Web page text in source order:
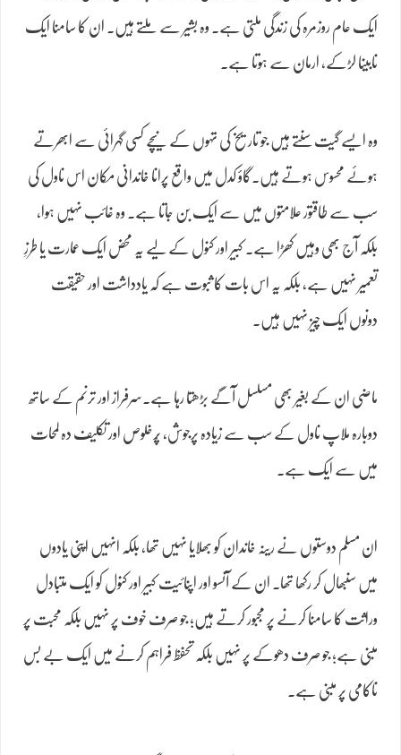
ایک عام روزمرہ کی زندگی ملتی ہے۔ وہ بشیر سے ملتے ہیں۔ ان کا سامنا ایک
نابینا لڑکے، ارمان سے ہوتا ہے۔
وہ ایسے گیت سنتے ہیں جو تاریخ کی تہوں کے نیچے کسی گہرائی سے ابھرتے
ہوئے محسوس ہوتے ہیں۔گاؤ کدل میں واقع پرانا خاندانی مکان اس ناول کی
سب سے طاقتور علامتوں میں سے ایک بن جاتا ہے۔ وہ غائب نہیں ہوا،
بلکہ آج بھی وہیں کھڑا ہے۔ کبیر اور کنول کے لیے یہ محض ایک عمارت یا طرزِ
تعمیر نہیں ہے، بلکہ یہ اس بات کا ثبوت ہے کہ یادداشت اور حقیقت
دونوں ایک چیز نہیں ہیں۔
ماضی ان کے بغیر بھی مسلسل آگے بڑھتا رہا ہے۔سرفراز اور ترنم کے ساتھ
دوبارہ ملاپ ناول کے سب سے زیادہ پرجوش، پُرخلوص اور تکلیف دہ لمحات
میں سے ایک ہے۔
ان مسلم دوستوں نے رینہ خاندان کو بھلایا نہیں تھا، بلکہ انہیں اپنی یادوں
میں سنبھال کر رکھا تھا۔ ان کے آنسو اور اپنائیت کبیر اور کنول کو ایک متبادل
وراثت کا سامنا کرنے پر مجبور کرتے ہیں؛ جو صرف خوف پر نہیں بلکہ محبت پر
مبنی ہے؛ جو صرف دھوکے پر نہیں بلکہ تحفظ فراہم کرنے میں ایک بے بس
ناکامی پر مبنی ہے۔